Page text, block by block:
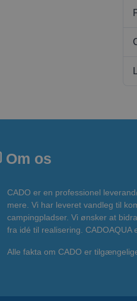
Om os
CADO er en professionel
mere. Vi har leveret vandleg til
campingpladser. Vi ønsker at
fra idé til realisering. CADOAQUA
Alle fakta om CADO er